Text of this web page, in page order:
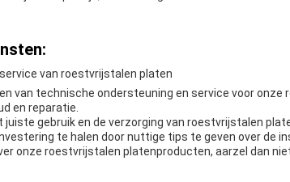
van roestvrijstalen platen
van technische ondersteuning en service voor onze
en reparatie.
juiste gebruik en de verzorging van roestvrijstalen
te halen door nuttige tips te geven over de
onze roestvrijstalen platenproducten, aarzel dan